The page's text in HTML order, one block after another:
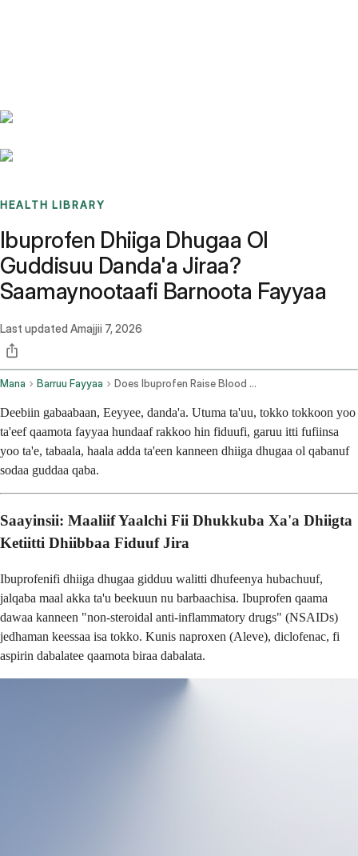
HEALTH LIBRARY
Ibuprofen Dhiiga Dhugaa Ol
Guddisuu Danda'a Jiraa?
Saamaynootaafi Barnoota Fayyaa
Last updated Amajjii 7, 2026
Mana Barruu Fayyaa Does Ibuprofen Raise Blood Pressure
Deebiin gabaabaan, Eeyyee, danda'a. Utuma ta'uu, tokko tokkoon yoo
ta'eef qaamota fayyaa hundaaf rakkoo hin fiduufi, garuu itti fufiinsa
yoo ta'e, tabaala, haala adda ta'een kanneen dhiiga dhugaa ol qabanuf
sodaa guddaa qaba.
Saayinsii: Maaliif Yaalchi Fii Dhukkuba Xa'a Dhiigta
Ketiitti Dhiibbaa Fiduuf Jira
Ibuprofenifi dhiiga dhugaa gidduu walitti dhufeenya hubachuuf,
jalqaba maal akka ta'u beekuun nu barbaachisa. Ibuprofen qaama
dawaa kanneen "non-steroidal anti-inflammatory drugs" (NSAIDs)
jedhaman keessaa isa tokko. Kunis naproxen (Aleve), diclofenac, fi
aspirin dabalatee qaamota biraa dabalata.